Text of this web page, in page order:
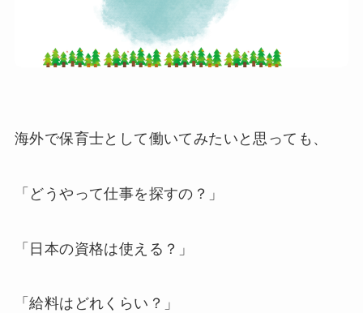
海外で保育士として働いてみたいと思っても、
「どうやって仕事を探すの？」
「日本の資格は使える？」
「給料はどれくらい？」